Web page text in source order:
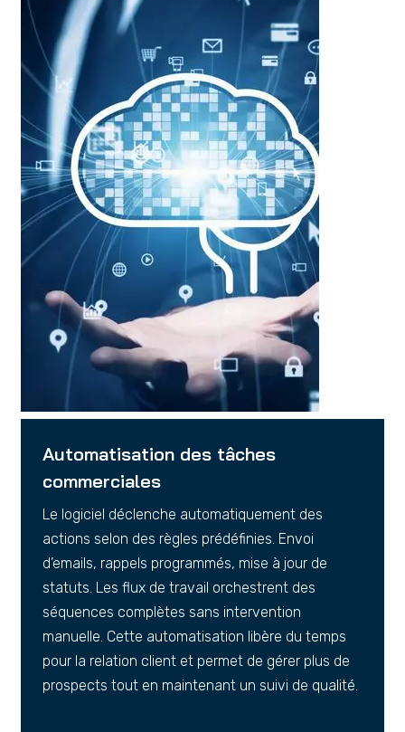
Automatisation des tâches
commerciales
Le logiciel déclenche automatiquement des
actions selon des règles prédéfinies. Envoi
d’emails, rappels programmés, mise à jour de
statuts. Les flux de travail orchestrent des
séquences complètes sans intervention
manuelle. Cette automatisation libère du temps
pour la relation client et permet de gérer plus de
prospects tout en maintenant un suivi de qualité.